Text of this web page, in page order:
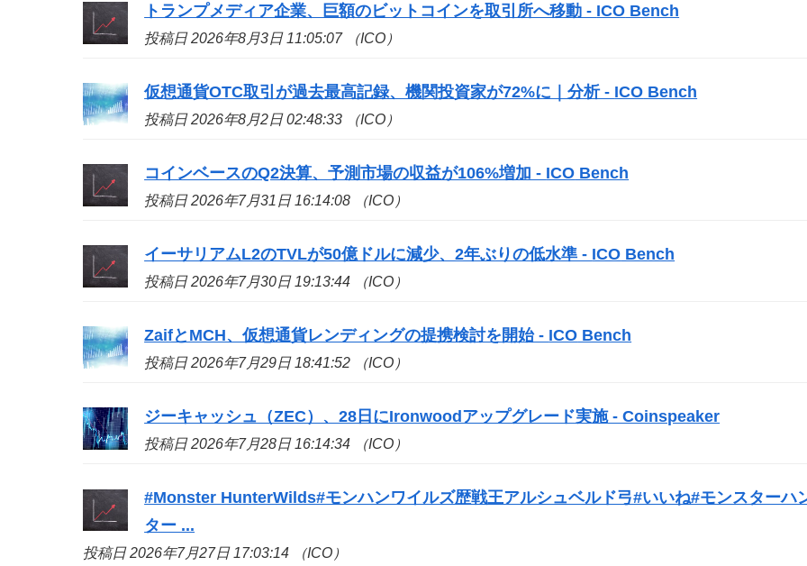
トランプメディア企業、巨額のビットコインを取引所へ移動 - ICO Bench
投稿日 2026年8月3日 11:05:07 （ICO）
仮想通貨OTC取引が過去最高記録、機関投資家が72%に｜分析 - ICO Bench
投稿日 2026年8月2日 02:48:33 （ICO）
コインベースのQ2決算、予測市場の収益が106%増加 - ICO Bench
投稿日 2026年7月31日 16:14:08 （ICO）
イーサリアムL2のTVLが50億ドルに減少、2年ぶりの低水準 - ICO Bench
投稿日 2026年7月30日 19:13:44 （ICO）
ZaifとMCH、仮想通貨レンディングの提携検討を開始 - ICO Bench
投稿日 2026年7月29日 18:41:52 （ICO）
ジーキャッシュ（ZEC）、28日にIronwoodアップグレード実施 - Coinspeaker
投稿日 2026年7月28日 16:14:34 （ICO）
#Monster HunterWilds#モンハンワイルズ歴戦王アルシュベルド弓#いいね#モンスターハ
ター ...
投稿日 2026年7月27日 17:03:14 （ICO）